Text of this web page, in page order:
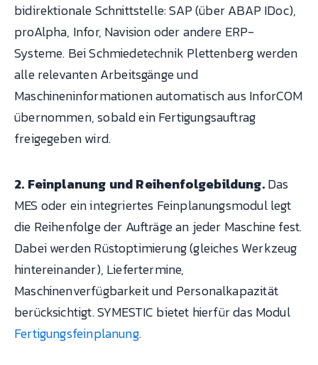
bidirektionale Schnittstelle: SAP (über ABAP IDoc),
proAlpha, Infor, Navision oder andere ERP-
Systeme. Bei Schmiedetechnik Plettenberg werden
alle relevanten Arbeitsgänge und
Maschineninformationen automatisch aus InforCOM
übernommen, sobald ein Fertigungsauftrag
freigegeben wird.
2. Feinplanung und Reihenfolgebildung.Das
MES oder ein integriertes Feinplanungsmodul legt
die Reihenfolge der Aufträge an jeder Maschine fest.
Dabei werden Rüstoptimierung (gleiches Werkzeug
hintereinander), Liefertermine,
Maschinenverfügbarkeit und Personalkapazität
berücksichtigt. SYMESTIC bietet hierfür das Modul
Fertigungsfeinplanung.